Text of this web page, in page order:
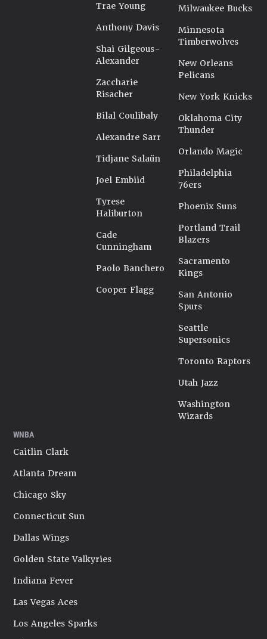
Trae Young
Anthony Davis
Shai Gilgeous-
Alexander
Zaccharie
Risacher
Bilal Coulibaly
Alexandre Sarr
Tidjane Salaün
Joel Embiid
Tyrese
Haliburton
Cade
Cunningham
Paolo Banchero
Cooper Flagg
Milwaukee Bucks
Minnesota
Timberwolves
New Orleans
Pelicans
New York Knicks
Oklahoma City
Thunder
Orlando Magic
Philadelphia
76ers
Phoenix Suns
Portland Trail
Blazers
Sacramento
Kings
San Antonio
Spurs
Seattle
Supersonics
Toronto Raptors
Utah Jazz
Washington
Wizards
WNBA
Caitlin Clark
Atlanta Dream
Chicago Sky
Connecticut Sun
Dallas Wings
Golden State Valkyries
Indiana Fever
Las Vegas Aces
Los Angeles Sparks